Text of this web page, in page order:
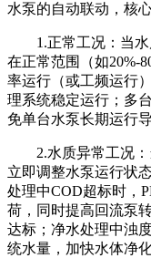
水泵的自动联动，核
1.正常工况：当
在正常范围（如20%-
率运行（或工频运行
理系统稳定运行；多
免单台水泵长期运行
2.水质异常工况
立即调整水泵运行状
处理中COD超标时，
荷，同时提高回流泵
达标；净水处理中浊
统水量，加快水体净化